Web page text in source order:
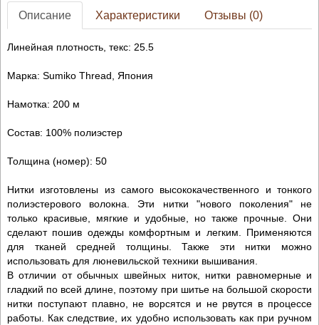
Описание Характеристики Отзывы (0)
Линейная плотность, текс: 25.5
Марка: Sumiko Thread, Япония
Намотка: 200 м
Состав: 100% полиэстер
Толщина (номер): 50
Нитки изготовлены из самого высококачественного и тонкого
полиэстерового волокна. Эти нитки "нового поколения" не
только красивые, мягкие и удобные, но также прочные. Они
сделают пошив одежды комфортным и легким. Применяются
для тканей средней толщины. Также эти нитки можно
использовать для люневильской техники вышивания.
В отличии от обычных швейных ниток, нитки равномерные и
гладкий по всей длине, поэтому при шитье на большой скорости
нитки поступают плавно, не ворсятся и не рвутся в процессе
работы. Как следствие, их удобно использовать как при ручном